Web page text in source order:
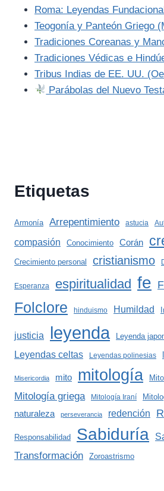
Roma: Leyendas
Teogonía y Panteón Griego
Tradiciones Coreanas y
Tradiciones Védicas e
Tribus Indias de EE. UU.
Parábolas del Nuevo
Etiquetas
Armonía Arrepentimiento astucia
compasión Conocimiento Corán
Crecimiento personal cristianismo
Esperanza espiritualidad fe
Folclore hinduismo Humildad
justicia leyenda Leyenda
Leyendas celtas Leyendas polinesias
Misericordia mito mitología
Mitología griega Mitología Iraní
naturaleza perseverancia redención
Responsabilidad Sabiduría
Transformación Zoroastrismo